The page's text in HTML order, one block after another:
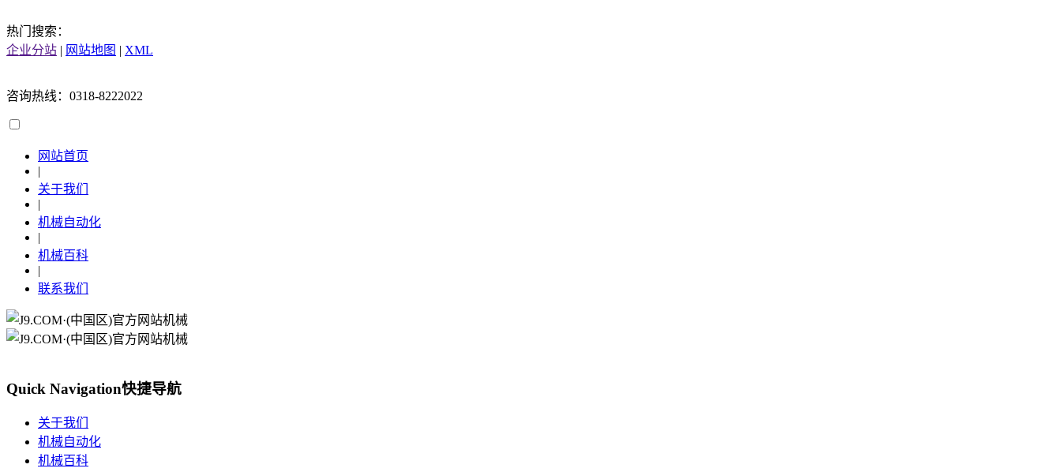
热门搜索：
企业分站 | 网站地图 | XML
咨询热线：0318-8222022
网站首页
|
关于我们
|
机械自动化
|
机械百科
|
联系我们
Quick Navigation快捷导航
关于我们
机械自动化
机械百科